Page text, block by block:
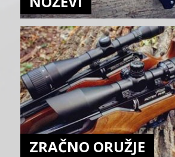
ZRAČNO ORUŽJE